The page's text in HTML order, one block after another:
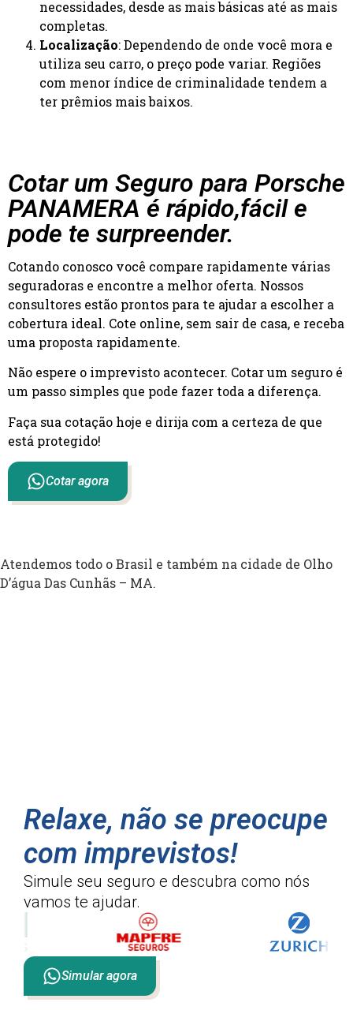
necessidades, desde as mais básicas até as mais
completas.
Localização: Dependendo de onde você mora e
utiliza seu carro, o preço pode variar. Regiões
com menor índice de criminalidade tendem a
ter prêmios mais baixos.
Cotar um Seguro para Porsche
PANAMERA é rápido,fácil e
pode te surpreender.
Cotando conosco você compare rapidamente várias
seguradoras e encontre a melhor oferta. Nossos
consultores estão prontos para te ajudar a escolher a
cobertura ideal. Cote online, sem sair de casa, e receba
uma proposta rapidamente.
Não espere o imprevisto acontecer. Cotar um seguro é
um passo simples que pode fazer toda a diferença.
Faça sua cotação hoje e dirija com a certeza de que
está protegido!
Cotar agora
Atendemos todo o Brasil e também na cidade de Olho
D’água Das Cunhãs – MA.
Relaxe, não se preocupe
com imprevistos!
Simule seu seguro e descubra como nós
vamos te ajudar.
Simular agora